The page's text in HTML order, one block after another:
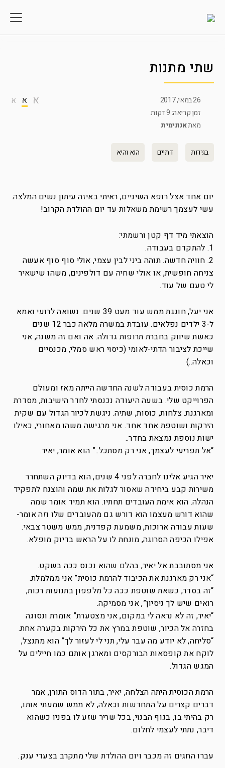
שתי מתנות
א א א
26 במאי, 2017
זמן קריאה: 9 דקות
מאתאנונימית
בגידות דתיים הוא והיא
יום אחד אצל רופא השיניים, ראיתי באיזה עיתון נשים המלצה.
עשי לעצמך רשימת משאלות עד יום ההולדת הקרוב!
הוצאתי מיד דף קטן ורשמתי:
1. להתקדם בעבודה.
2. חוויה חדשה. תוהה ביני לבין עצמי, אולי סוף סוף אעשה
צניחה חופשית, או אולי שחיה עם דולפינים, משהו שישאיר
לי טעם של עוד.
אני יעל, חוגגת ממש עוד מעט 39 שנים. נשואה לרועי ואמא
ל-3 ילדים נפלאים. עובדת במשרה מלאה כבר 12 שנים
כאשת שיווק בחברת תרופות גדולה. אה ואם זה משנה, אני
שייכת לציבור הדתי-לאומי (כיסוי ראש סמלי, מכנסיים
וכאלה..)
הרמת כוסית בעבודה לשנה החדשה הייתה מאז ומעולם
הפרוייקט שלי. בשעה היעודה נכנסתי לחדר הישיבות, מסדרת
ומארגנת. צלחות, כוסות, שתיה. ניגשת לכיור הגדול עם שקית
הירקות ושוטפת אחד אחד. אני מרגישה משהו מאחורי, כאילו
ישות נוספת נמצאת בחדר..
“אל תפריעי לעצמך, אני רק מסתכל..” הוא אומר, יאיר.
יאיר הגיע אלינו לחברה לפני 4 שנים, הוא בדיוק השתחרר
משירות קבע ביחידה שאסור לגלות את שמה והוצנח לתפקיד
הנהלה. הוא אימת העובדים תחתיו. הוא תמיד אומר שמה
שהוא דורש מעצמו הוא דורש גם מהעובדים שלו וזה אומר-
שעות עבודה ארוכות, משמעת קפדנית, ממש משטר צבאי.
אפילו הכיפה הסרוגה, מונחת לו על הראש בדיוק מופלא.
אני מסתובבת אל יאיר, בהלם שהוא נכנס ככה בשקט.
“אני רק מארגנת את הכיבוד להרמת כוסית” אני ממלמלת.
“זה בסדר, כשאת שוטפת ככה כל מלפפון בתנועות רכות,
רואים שיש לך ניסיון”, אני מסמיקה.
“יאיר, זה לא נראה לי במקום, אני מצטערת” אומרת ונסוגה
בחזרה אל הכיור, שוטפת במרץ את כל הירקות בקערה אחת.
“סליחה, לא יודע מה עבר עלי, תני לי לעזור לך” הוא מתנצל,
לוקח את קופסאות הבורקסים ומארגן אותם כמו חיילים על
המגש הגדול.
הרמת הכוסית היתה הצלחה, יאיר, בתור הדוס התורן, אמר
דברים קצרים על התחדשות וכאלה, לא ממש שמעתי אותו,
רק בהיתי בו, בגוף הבנוי, בכל שריר שזע לו בפניו כשהוא
דיבר, נתתי לעצמי לחלום.
עברו החגים זה מכבר ויום ההולדת שלי מתקרב בצעדי ענק.